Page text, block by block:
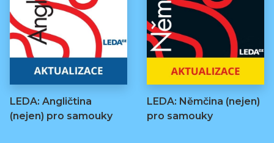
LEDA: Angličtina
(nejen) pro samouky
LEDA: Němčina (nejen)
pro samouky